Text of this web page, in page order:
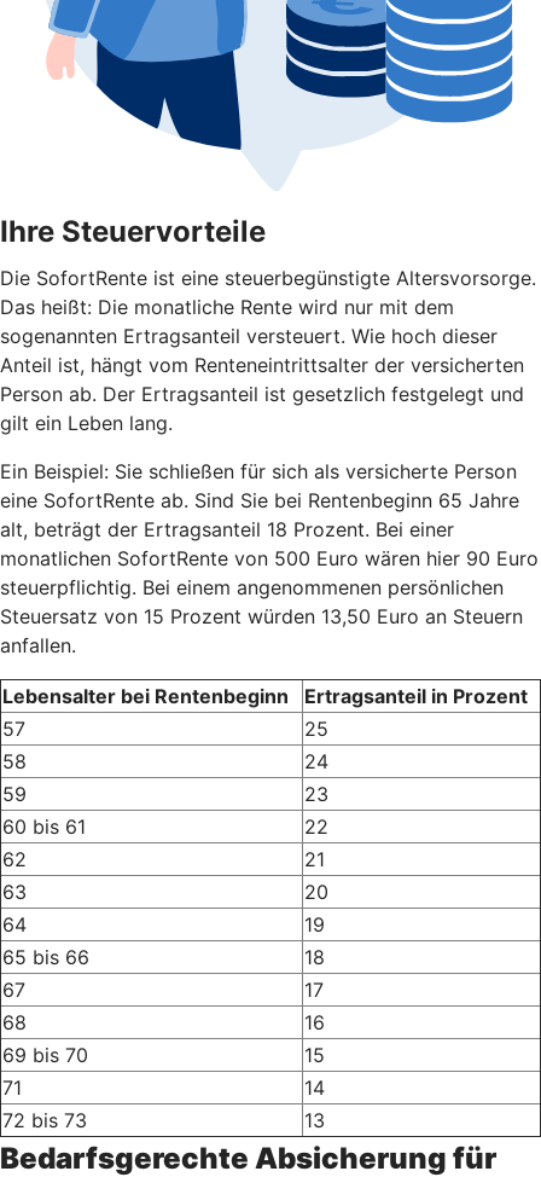
Ihre Steuervorteile
Die SofortRente ist eine steuerbegünstigte Altersvorsorge.
Das heißt: Die monatliche Rente wird nur mit dem
sogenannten Ertragsanteil versteuert. Wie hoch dieser
Anteil ist, hängt vom Renteneintrittsalter der versicherten
Person ab. Der Ertragsanteil ist gesetzlich festgelegt und
gilt ein Leben lang.
Ein Beispiel: Sie schließen für sich als versicherte Person
eine SofortRente ab. Sind Sie bei Rentenbeginn 65 Jahre
alt, beträgt der Ertragsanteil 18 Prozent. Bei einer
monatlichen SofortRente von 500 Euro wären hier 90 Euro
steuerpflichtig. Bei einem angenommenen persönlichen
Steuersatz von 15 Prozent würden 13,50 Euro an Steuern
anfallen.
Lebensalter bei Rentenbeginn
Ertragsanteil in Prozent
57
25
58
24
59
23
60 bis 61
22
62
21
63
20
64
19
65 bis 66
18
67
17
68
16
69 bis 70
15
71
14
72 bis 73
13
Bedarfsgerechte Absicherung für